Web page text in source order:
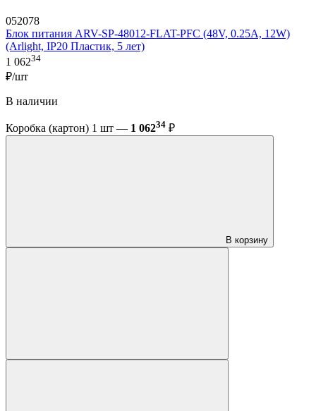
052078
Блок питания ARV-SP-48012-FLAT-PFC (48V, 0.25A, 12W)
(Arlight, IP20 Пластик, 5 лет)
1 06234
₽/шт
В наличии
Коробка (картон) 1 шт — 1 06234 ₽
В корзину